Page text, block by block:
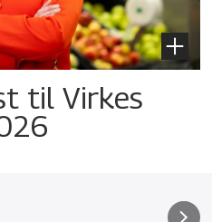
til Virkes